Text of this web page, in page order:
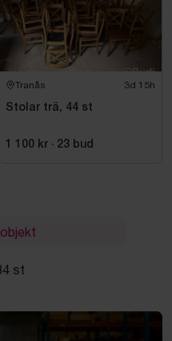
Tranås 3d 15h
Stolar trä, 44 st
1 100 kr · 23 bud
st